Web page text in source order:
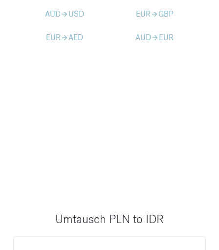
AUDarrow_forward USD EURarrow_forward GBP
EURarrow_forwardAED AUDarrow_forward EUR
Umtausch PLN to IDR